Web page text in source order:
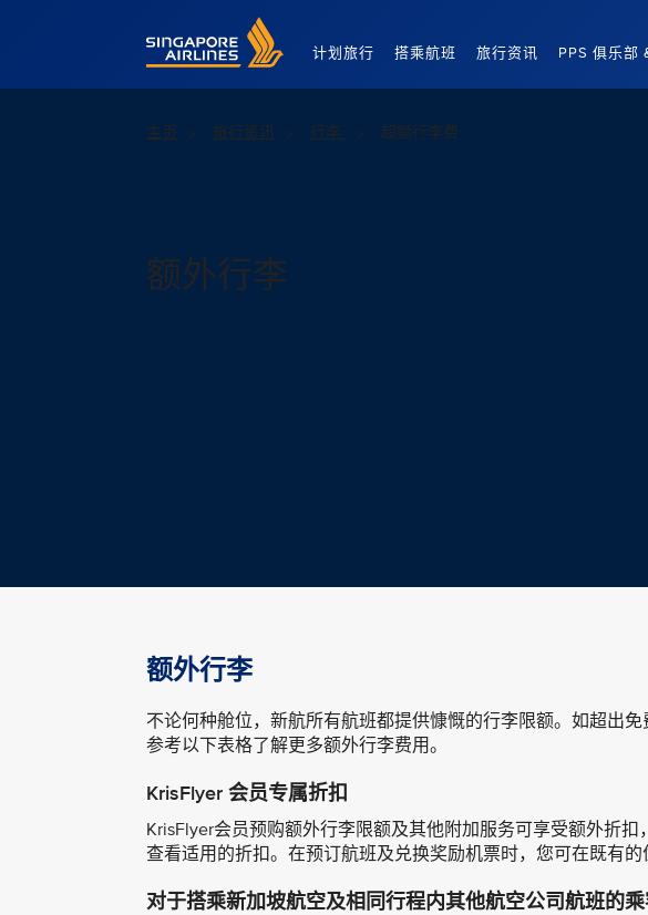
Singapore Airlines Home
计划旅行 搭乘航班 旅行资讯 PPS 俱乐部
主页 旅行资讯 行李 超额行李费
额外行李
额外行李
不论何种舱位，新航所有航班都提供慷慨的行李限额。如超出
参考以下表格了解更多额外行李费用。
KrisFlyer 会员专属折扣
KrisFlyer会员预购额外行李限额及其他附加服务可享受额外折
查看适用的折扣。在预订航班及兑换奖励机票时，您可在既有的
对于搭乘新加坡航空及相同行程内其他航空公司航班的